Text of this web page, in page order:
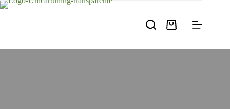
Pular
Carrinho
compras